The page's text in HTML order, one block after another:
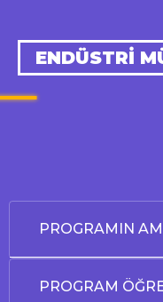
ENDÜSTRİ
PROGRAMIN
PROGRAM